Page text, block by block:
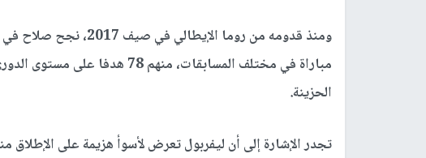
مباراة في مختلف المسابقات، منهم
الحزينة.
تجدر الإشارة إلى أن ليفربول تعرض لأسوأ هزيمة على الإطلاق